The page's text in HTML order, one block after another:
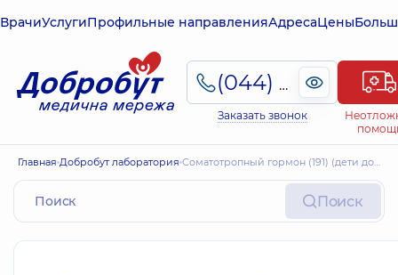
ВрачиУслугиПрофильные направленияАдресаЦены
(044) 495-2-888
Заказать звонок
Главная Добробут лаборатория Соматотропный гормон (191) (дети до 18 лет, стимулированный уровень)
Поиск